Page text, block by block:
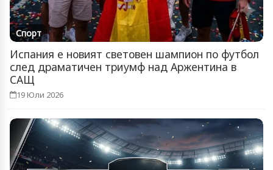
Спорт
Испания е новият световен шампион по футбол
след драматичен триумф над Аржентина в
САЩ
19 Юли 2026